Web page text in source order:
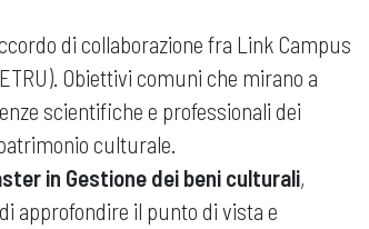
di collaborazione fra Link Campus
Obiettivi comuni che mirano a
scientifiche e professionali dei
culturale.
in Gestione dei beni culturali,
approfondire il punto di vista e